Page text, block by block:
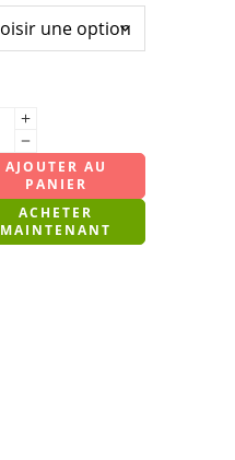
AJOUTER AU
PANIER
ACHETER
MAINTENANT